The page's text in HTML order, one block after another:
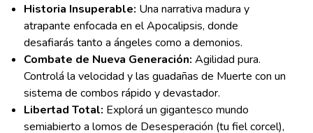
Historia Insuperable: Una narrativa madura y
atrapante enfocada en el Apocalipsis, donde
desafiarás tanto a ángeles como a demonios.
Combate de Nueva Generación: Agilidad pura.
Controlá la velocidad y las guadañas de Muerte con un
sistema de combos rápido y devastador.
Libertad Total: Explorá un gigantesco mundo
semiabierto a lomos de Desesperación (tu fiel corcel),